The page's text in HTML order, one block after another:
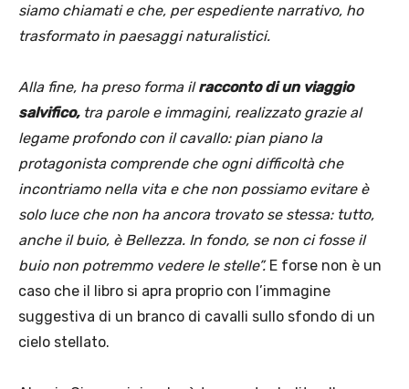
siamo chiamati e che, per espediente narrativo, ho
trasformato in paesaggi naturalistici.
Alla fine, ha preso forma ilracconto di un viaggio
salvifico,tra parole e immagini, realizzato grazie al
legame profondo con il cavallo: pian piano la
protagonista comprende che ogni difficoltà che
incontriamo nella vita e che non possiamo evitare è
solo luce che non ha ancora trovato se stessa: tutto,
anche il buio, è Bellezza. In fondo, se non ci fosse il
buio non potremmo vedere le stelle”.E forse non è un
caso che il libro si apra proprio con l’immagine
suggestiva di un branco di cavalli sullo sfondo di un
cielo stellato.